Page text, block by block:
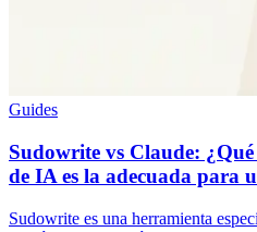
Guides
Sudowrite vs Claude:
de IA es la adecuada para
Sudowrite es una herramienta